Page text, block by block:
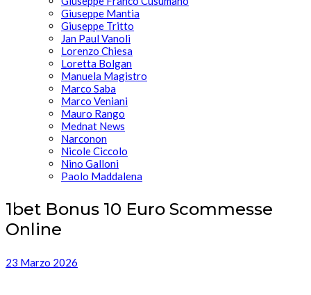
Giuseppe Mantia
Giuseppe Tritto
Jan Paul Vanoli
Lorenzo Chiesa
Loretta Bolgan
Manuela Magistro
Marco Saba
Marco Veniani
Mauro Rango
Mednat News
Narconon
Nicole Ciccolo
Nino Galloni
Paolo Maddalena
1bet Bonus 10 Euro Scommesse
Online
23 Marzo 2026